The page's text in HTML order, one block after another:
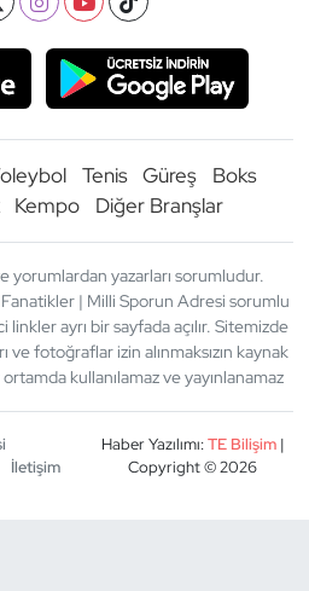
Tenis Güreş
Boks
Kempo Diğer Branşlar
yorumlardan yazarları sorumludur.
| Milli Sporun Adresi sorumlu
ayrı bir sayfada açılır. Sitemizde
ve fotoğraflar izin alınmaksızın kaynak
kullanılamaz ve yayınlanamaz
İletişim
Haber Yazılımı:TE Bilişim|
Copyright © 2026